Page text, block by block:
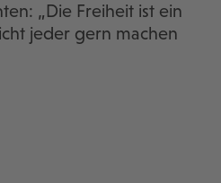
„Die Freiheit ist ein
jeder gern machen